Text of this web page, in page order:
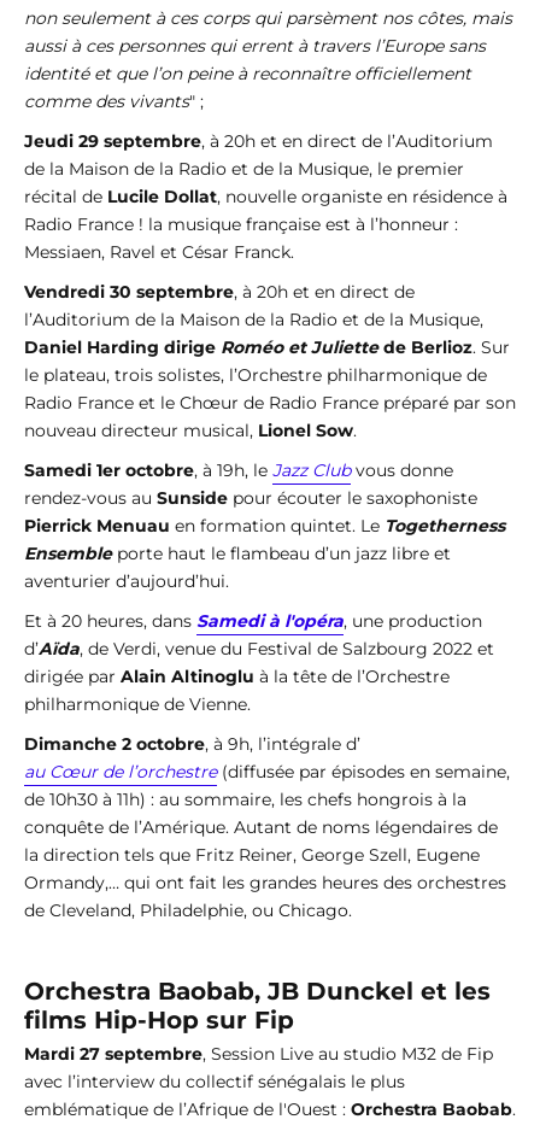
non seulement à ces corps qui parsèment nos côtes, mais
aussi à ces personnes qui errent à travers l’Europe sans
identité et que l’on peine à reconnaître officiellement
comme des vivants" ;
Jeudi 29 septembre, à 20h et en direct de l’Auditorium
de la Maison de la Radio et de la Musique, le premier
récital de Lucile Dollat, nouvelle organiste en résidence à
Radio France ! la musique française est à l’honneur :
Messiaen, Ravel et César Franck.
Vendredi 30 septembre, à 20h et en direct de
l’Auditorium de la Maison de la Radio et de la Musique,
Daniel Harding dirige Roméo et Juliettede Berlioz. Sur
le plateau, trois solistes, l’Orchestre philharmonique de
Radio France et le Chœur de Radio France préparé par son
nouveau directeur musical, Lionel Sow.
Samedi 1er octobre, à 19h, le Jazz Clubvous donne
rendez-vous au Sunside pour écouter le saxophoniste
Pierrick Menuau en formation quintet. Le Togetherness
Ensembleporte haut le flambeau d’un jazz libre et
aventurier d’aujourd’hui.
Et à 20 heures, dans Samedi à l'opéra, une production
d’Aïda, de Verdi, venue du Festival de Salzbourg 2022 et
dirigée par Alain Altinoglu à la tête de l’Orchestre
philharmonique de Vienne.
Dimanche 2 octobre, à 9h, l’intégrale d’
au Cœur de l’orchestre(diffusée par épisodes en semaine,
de 10h30 à 11h) : au sommaire, les chefs hongrois à la
conquête de l’Amérique. Autant de noms légendaires de
la direction tels que Fritz Reiner, George Szell, Eugene
Ormandy,… qui ont fait les grandes heures des orchestres
de Cleveland, Philadelphie, ou Chicago.
Orchestra Baobab, JB Dunckel et les
films Hip-Hop sur Fip
Mardi 27 septembre, Session Live au studio M32 de Fip
avec l’interview du collectif sénégalais le plus
emblématique de l’Afrique de l'Ouest : Orchestra Baobab.